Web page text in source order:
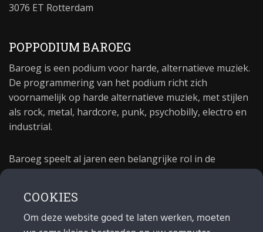
3076 ET Rotterdam
POPPODIUM BAROEG
Baroeg is een podium voor harde, alternatieve muziek.
De programmering van het podium richt zich
voornamelijk op harde alternatieve muziek, met stijlen
als rock, metal, hardcore, punk, psychobilly, electro en
industrial.
Baroeg speelt al jaren een belangrijke rol in de
poppodium 40 jaar.
COOKIES
Om deze website goed te laten werken, moeten